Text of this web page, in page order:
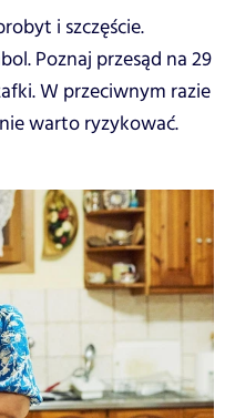
i szczęście.
Poznaj przesąd na 29
W przeciwnym razie
warto ryzykować.